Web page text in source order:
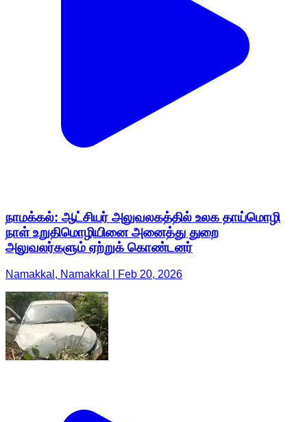
நாமக்கல்: ஆட்சியர் அலுவலகத்தில் உலக தாய்மொழி
நாள் உறுதிமொழியினை அனைத்து துறை
அலுவலர்களும் ஏற்றுக் கொண்டனர்
Namakkal, Namakkal | Feb 20, 2026